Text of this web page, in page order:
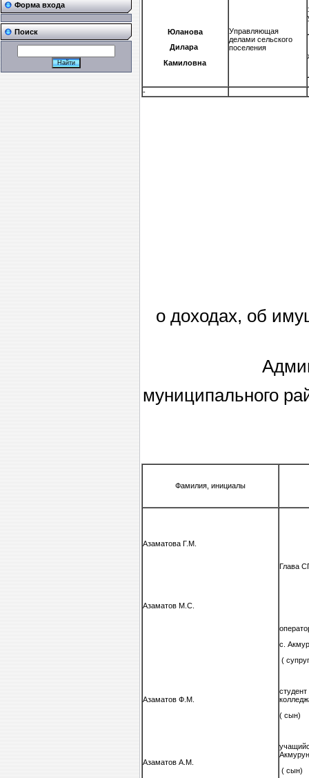
Форма входа
Поиск
Юланова
Дилара
Камиловна
Управляющая
делами сельского
поселения
-
о доходах, об
муниципального
Фамилия, инициалы
Азаматова Г.М.
Азаматов М.С.
Азаматов Ф.М.
Азаматов А.М.
Глава
с.
(
( сын)
Акмурун
( сын)